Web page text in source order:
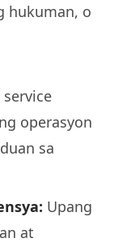
hukuman, o
operasyon
sa
: Upang
at